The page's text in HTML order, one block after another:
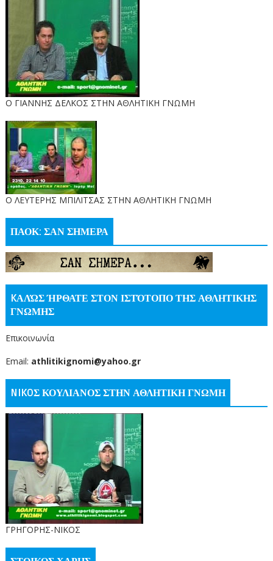
Ο ΓΙΑΝΝΗΣ ΔΕΛΚΟΣ ΣΤΗΝ ΑΘΛΗΤΙΚΗ ΓΝΩΜΗ
O ΛΕΥΤΕΡΗΣ ΜΠΙΛΙΤΣΑΣ ΣΤΗΝ ΑΘΛΗΤΙΚΗ ΓΝΩΜΗ
ΠΑΟΚ: ΣΑΝ ΣΗΜΕΡΑ
KΑΛΏΣ ΉΡΘΑΤΕ ΣΤΟΝ ΙΣΤΌΤΟΠΟ ΤΗΣ ΑΘΛΗΤΙΚΗΣ
ΓΝΩΜΗΣ
Επικοινωνία
Email: athlitikignomi@yahoo.gr
NIKOΣ ΚΟΥΛΙΑΝΟΣ ΣΤΗΝ ΑΘΛΗΤΙΚΗ ΓΝΩΜΗ
ΓΡΗΓΟΡΗΣ-ΝΙΚΟΣ